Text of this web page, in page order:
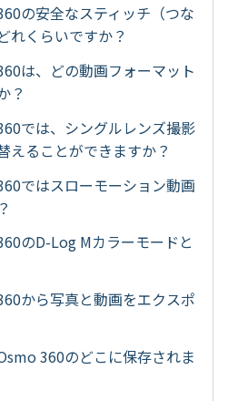
の安全なスティッチ（つな
れくらいですか？
は、どの動画フォーマット
？
では、シングルレンズ撮影
えることができますか？
ではスローモーション動画
のD-Log Mカラーモードと
から写真と動画をエクスポ
360のどこに保存されま